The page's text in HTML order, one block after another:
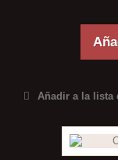
Añadir a la lista